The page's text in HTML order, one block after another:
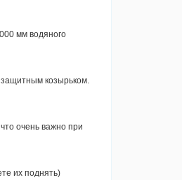
мм водяного
козырьком.
очень важно при
их поднять)